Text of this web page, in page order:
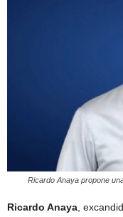
Ricardo Anaya propone
Ricardo Anaya ,